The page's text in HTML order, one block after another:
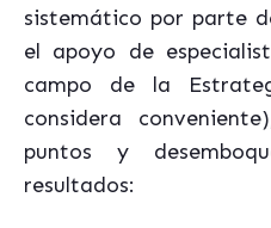
sistemático por parte
el apoyo de
campo de la
considera
puntos y
resultados: